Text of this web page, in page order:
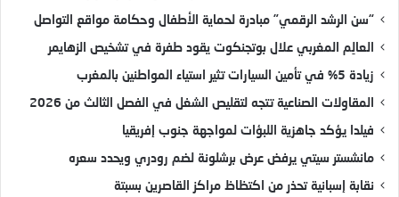
“سن الرشد الرقمي” مبادرة لحماية الأطفال وحكامة مواقع التواصل
العالِم المغربي علال بوتجنكوت يقود طفرة في تشخيص الزهايمر
زيادة 5% في تأمين السيارات تثير استياء المواطنين بالمغرب
المقاولات الصناعية تتجه لتقليص الشغل في الفصل الثالث من 2026
فيلدا يؤكد جاهزية اللبؤات لمواجهة جنوب إفريقيا
مانشستر سيتي يرفض عرض برشلونة لضم رودري ويحدد سعره
نقابة إسبانية تحذر من اكتظاظ مراكز القاصرين بسبتة